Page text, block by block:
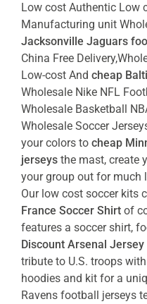
Low cost Authentic Low
Manufacturing unit
Jacksonville Jaguars
China Free
Low-cost And cheap
Wholesale Nike NFL
Wholesale Basketball
Wholesale Soccer
your colors to cheap
jerseys the mast, create
your group out for much
Our low cost soccer kits
France Soccer Shirt of
features a soccer shirt,
Discount Arsenal Jersey
tribute to U.S. troops
hoodies and kit for a
Ravens football jerseys